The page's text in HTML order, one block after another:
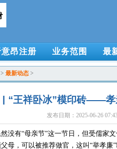
昂注册 业务范围 最
> 最新动态 >
| “王祥卧冰”模印砖——孝
发布日期：2025-06-26
没有“母亲节”这一节日，但受儒家
母，可以被推荐做官，这叫“举孝